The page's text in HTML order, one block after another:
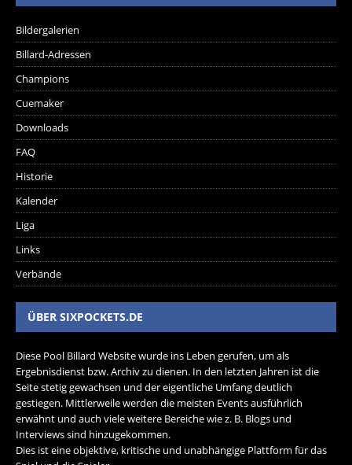
Bildergalerien
Billard-Adressen
Champions
Cuemaker
Downloads
FAQ
Historie
Kalender
Liga
Links
Verbände
ÜBER SIXPOCKETS.DE
Diese Pool Billard Website wurde ins Leben gerufen, um als
Ergebnisdienst bzw. Archiv zu dienen. In den letzten Jahren ist die
Seite stetig gewachsen und der eigentliche Umfang deutlich
gestiegen. Mittlerweile werden die meisten Events ausführlich
erwähnt und auch viele weitere Bereiche wie z. B. Blogs und
Interviews sind hinzugekommen.
Dies ist eine objektive, kritische und unabhängige Plattform für das